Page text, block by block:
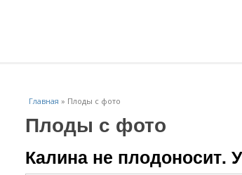
Главная » Плоды с фото
Плоды с фото
Калина не плодоносит.